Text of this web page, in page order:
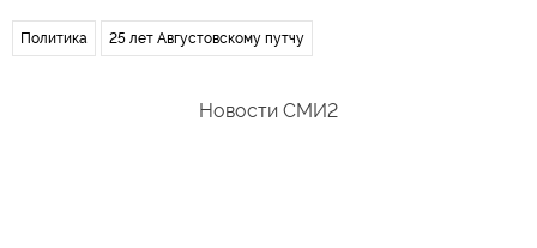
Политика 25 лет Августовскому путчу
Новости СМИ2